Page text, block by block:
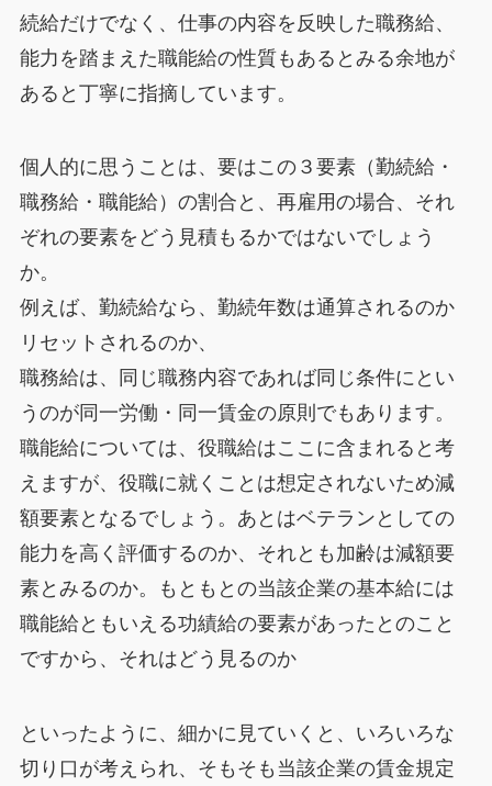
続給だけでなく、仕事の内容を反映した職務給、
能力を踏まえた職能給の性質もあるとみる余地が
あると丁寧に指摘しています。
個人的に思うことは、要はこの３要素（勤続給・
職務給・職能給）の割合と、再雇用の場合、それ
ぞれの要素をどう見積もるかではないでしょう
か。
例えば、勤続給なら、勤続年数は通算されるのか
リセットされるのか、
職務給は、同じ職務内容であれば同じ条件にとい
うのが同一労働・同一賃金の原則でもあります。
職能給については、役職給はここに含まれると考
えますが、役職に就くことは想定されないため減
額要素となるでしょう。あとはベテランとしての
能力を高く評価するのか、それとも加齢は減額要
素とみるのか。もともとの当該企業の基本給には
職能給ともいえる功績給の要素があったとのこと
ですから、それはどう見るのか
といったように、細かに見ていくと、いろいろな
切り口が考えられ、そもそも当該企業の賃金規定